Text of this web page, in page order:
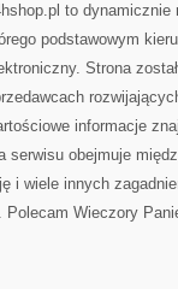
to dynamicznie
podstawowym
Strona
informacje
serwisu obejmuje
i wiele innych
Wieczory